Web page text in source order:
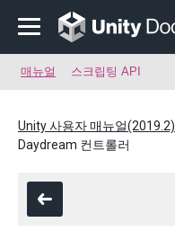
매뉴얼 스크립팅 API
Unity 사용자 매뉴얼(2019.2)
Daydream 컨트롤러